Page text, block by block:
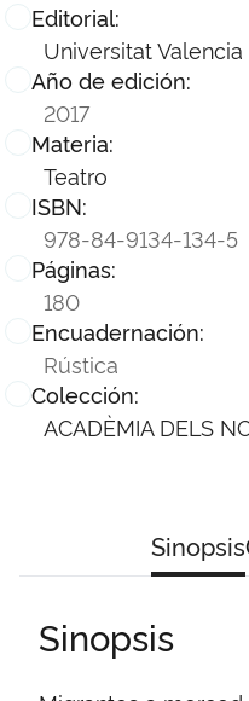
Editorial:
Universitat Valencia
Año de edición:
2017
Materia:
Teatro
ISBN:
978-84-9134-134-5
Páginas:
180
Encuadernación:
Rústica
Colección:
ACADÈMIA DELS
Sinopsis
Sinopsis